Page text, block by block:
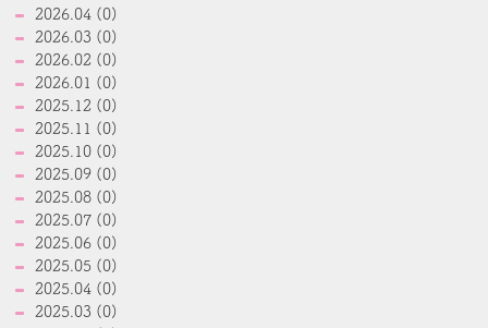
2026.04 (0)
2026.03 (0)
2026.02 (0)
2026.01 (0)
2025.12 (0)
2025.11 (0)
2025.10 (0)
2025.09 (0)
2025.08 (0)
2025.07 (0)
2025.06 (0)
2025.05 (0)
2025.04 (0)
2025.03 (0)